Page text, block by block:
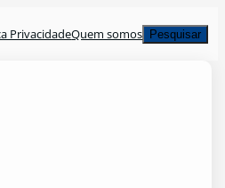
PrivacidadeQuem somosPesquisar
Pesquisar